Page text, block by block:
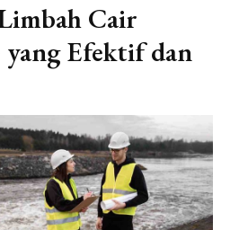
Cair
Efektif dan